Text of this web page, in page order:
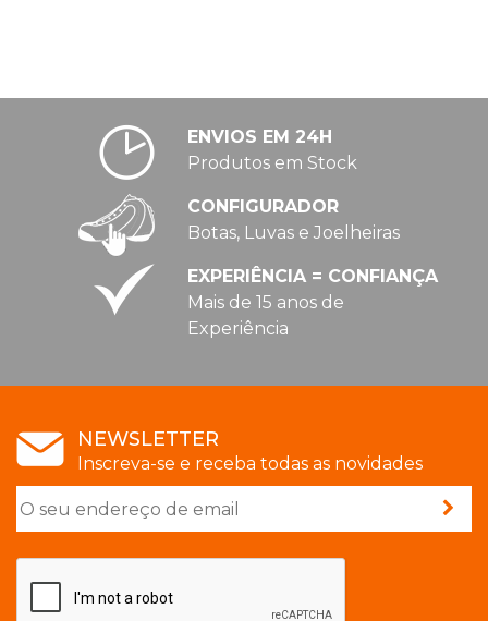
ENVIOS EM 24H
Produtos em Stock
CONFIGURADOR
Botas, Luvas e Joelheiras
EXPERIÊNCIA = CONFIANÇA
Mais de 15 anos de
Experiência
NEWSLETTER
Inscreva-se e receba todas as novidades